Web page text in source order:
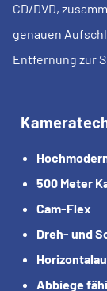
CD/DVD,
genauen
Entfernung zur
500 Meter
Cam-Flex
Dreh- und
Abbiege